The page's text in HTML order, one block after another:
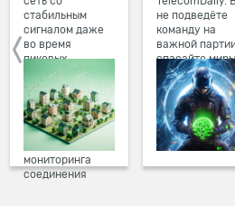
стабильным
сигналом даже
во время
пиковых
нагрузок в
вечернее время.
Мы постоянно
обновляем наше
оборудование в
домах, а система
мониторинга
соединения
не подведёте
команду на
важной
спасайте
побеждайте с
друзьями в
онлайн-играх.